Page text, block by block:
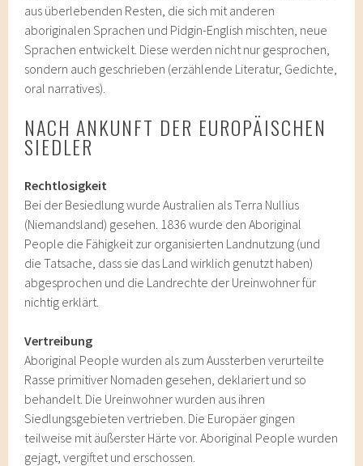
aus überlebenden Resten, die sich mit anderen
aboriginalen Sprachen und Pidgin-English mischten, neue
Sprachen entwickelt. Diese werden nicht nur gesprochen,
sondern auch geschrieben (erzählende Literatur, Gedichte,
oral narratives).
NACH ANKUNFT DER EUROPÄISCHEN
SIEDLER
Rechtlosigkeit
Bei der Besiedlung wurde Australien als Terra Nullius
(Niemandsland) gesehen. 1836 wurde den Aboriginal
People die Fähigkeit zur organisierten Landnutzung (und
die Tatsache, dass sie das Land wirklich genutzt haben)
abgesprochen und die Landrechte der Ureinwohner für
nichtig erklärt.
Vertreibung
Aboriginal People wurden als zum Aussterben verurteilte
Rasse primitiver Nomaden gesehen, deklariert und so
behandelt. Die Ureinwohner wurden aus ihren
Siedlungsgebieten vertrieben. Die Europäer gingen
teilweise mit äußerster Härte vor. Aboriginal People wurden
gejagt, vergiftet und erschossen.